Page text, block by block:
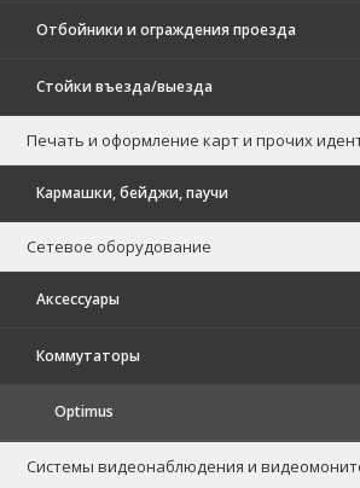
Отбойники и ограждения проезда
Стойки въезда/выезда
Печать и оформление карт и прочих
Кармашки, бейджи, паучи
Сетевое оборудование
Аксессуары
Коммутаторы
Optimus
Системы видеонаблюдения и